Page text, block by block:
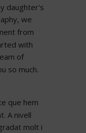
daughter's
we
from
with
of
so much.
que hem
A nivell
molt i